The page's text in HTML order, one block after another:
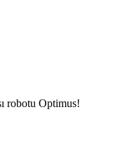
robotu Optimus!